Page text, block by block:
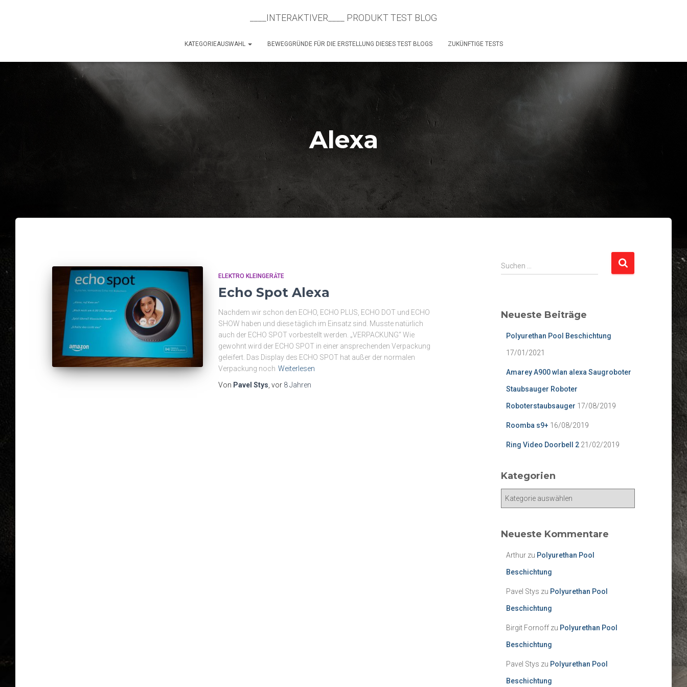
____INTERAKTIVER____ PRODUKT TEST BLOG
KATEGORIEAUSWAHL BEWEGGRÜNDE FÜR DIE ERSTELLUNG DIESES TEST BLOGS ZUKÜNFTIGE TESTS
Alexa
ELEKTRO KLEINGERÄTE
Echo Spot Alexa
Nachdem wir schon den ECHO, ECHO PLUS, ECHO DOT und ECHO
SHOW haben und diese täglich im Einsatz sind. Musste natürlich
auch der ECHO SPOT vorbestellt werden. „VERPACKUNG“ Wie
gewohnt wird der ECHO SPOT in einer ansprechenden Verpackung
geleifert. Das Display des ECHO SPOT hat außer der normalen
Verpackung noch Weiterlesen
Von Pavel Stys , vor 8 Jahren
S
u
n
Suchen …
Neueste Beiträge
Polyurethan Pool Beschichtung
17/01/2021
Amarey A900 wlan alexa Saugroboter
Staubsauger Roboter
Roboterstaubsauger 17/08/2019
Roomba s9+ 16/08/2019
Ring Video Doorbell 2 21/02/2019
Kategorien
gNeueste Kommentare
Arthurzu Polyurethan Pool
Beschichtung
Pavel Stys zu Polyurethan Pool
Beschichtung
Birgit Fornoffzu Polyurethan Pool
Beschichtung
Pavel Stys zu Polyurethan Pool
Beschichtung